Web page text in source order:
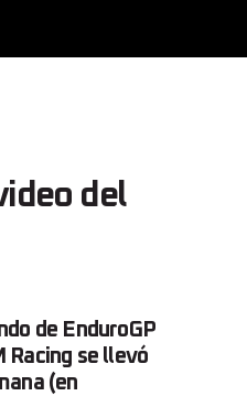
del
de EnduroGP
Racing se llevó
(en